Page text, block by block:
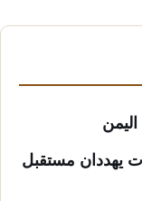
يهددان مستقبل